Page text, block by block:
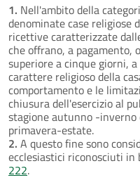
1. Nell'ambito della
denominate case
ricettive caratterizzate
che offrano, a pagamento,
superiore a cinque giorni,
carattere religioso della
comportamento e le
chiusura dell'esercizio al
stagione autunno -
primavera-estate.
2. A questo fine sono
ecclesiastici riconosciuti in
222.